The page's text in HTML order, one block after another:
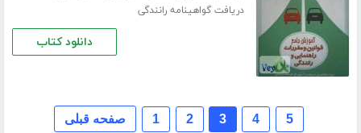
دریافت گواهینامه رانندگی
دانلود کتاب
صفحه قبلی 1 2 3 4 5